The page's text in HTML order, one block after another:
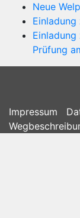
Neue
Einladung
Prüfung
Impressum